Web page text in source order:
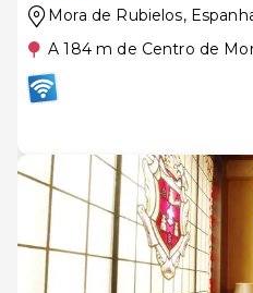
Mora de Rubielos,
A 184 m de Centro de